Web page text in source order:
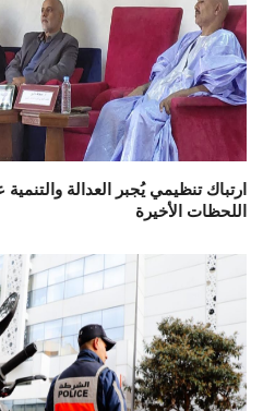
ارتباك تنظيمي يُجبر العدالة
اللحظات الأخيرة